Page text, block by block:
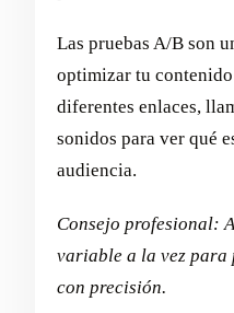
Las pruebas A/B son
optimizar tu
diferentes enlaces,
sonidos para ver qué
audiencia.
Consejo profesional:
variable a la vez
con precisión.